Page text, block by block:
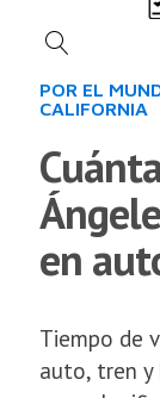
POR EL
CALIFORNIA
en
Tiempo de
auto, tren y